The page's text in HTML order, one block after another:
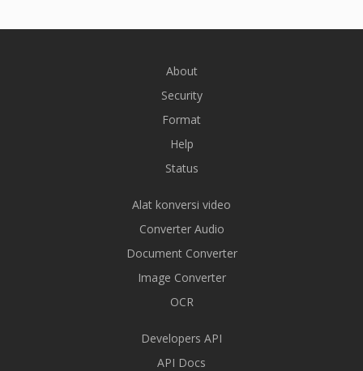
About
Security
Format
Help
Status
Alat konversi video
Converter Audio
Document Converter
Image Converter
OCR
Developers API
API Docs